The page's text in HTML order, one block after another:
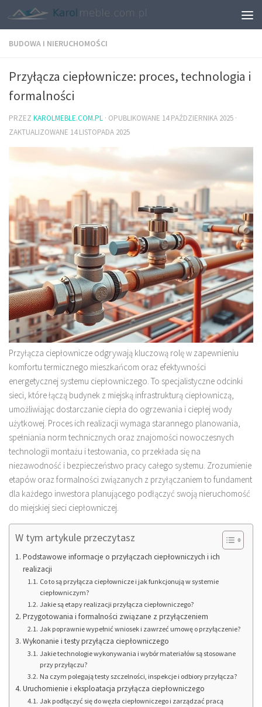
BUDOWA I NIERUCHOMOŚCI
Przyłącza ciepłownicze: proces, technologia i
formalności
PRZEZ KAROLMEBLE.COM.PL · OPUBLIKOWANE 14 PAŹDZIERNIKA 2025 ·
ZAKTUALIZOWANE 14 LISTOPADA 2025
Przyłącza ciepłownicze odgrywają kluczową rolę w zapewnieniu
komfortu termicznego mieszkańcom oraz efektywności
energetycznej systemu ciepłowniczego. To specjalistyczne odcinki
sieci, które łączą budynek z miejską infrastrukturą ciepłowniczą,
umożliwiając dostarczanie ciepła do ogrzewania i ciepłej wody
użytkowej. Proces ich realizacji wymaga starannego planowania,
spełniania norm technicznych oraz znajomości nowoczesnych
technologii montażu i testowania, co przekłada się na
niezawodność i bezpieczeństwo pracy całego systemu. Zrozumienie
etapów oraz formalności związanych z przyłączaniem to fundament
dla każdego inwestora planującego podłączyć swoją nieruchomość
do miejskiej sieci ciepłowniczej.
W tym artykule przeczytasz
Podstawowe informacje o przyłączach ciepłowniczych i ich
realizacji
Co to są przyłącza ciepłownicze i jak funkcjonują w systemie
ciepłowniczym?
Jakie są etapy realizacji przyłącza ciepłowniczego?
Przygotowania i formalności związane z przyłączeniem
Jak poprawnie wypełnić wniosek i zawrzeć umowę o przyłączenie?
Wykonanie i testy przyłącza ciepłowniczego
Jakie technologie wykonywania i wybór materiałów są stosowane
przy przyłączu?
Na czym polegają testy szczelności, inspekcje i odbiory przyłącza?
Uruchomienie i eksploatacja przyłącza ciepłowniczego
Jak podłączyć się do węzła ciepłowniczego i zarządzać pracą